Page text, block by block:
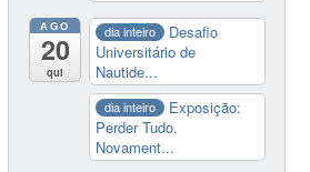
AGO
20
qui
dia inteiro
Desafio
Universitário de
Nautide...
dia inteiro
Exposição:
Perder Tudo.
Novament...